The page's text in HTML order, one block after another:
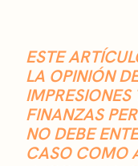
ESTE
LA OPINIÓN
IMPRESIONES
FINANZAS
NO DEBE
CASO COMO